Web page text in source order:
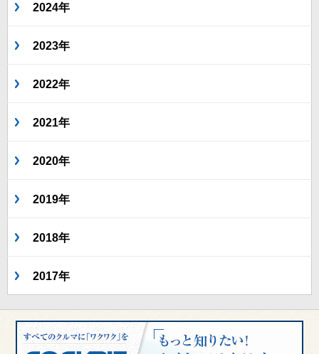
2024年
2023年
2022年
2021年
2020年
2019年
2018年
2017年